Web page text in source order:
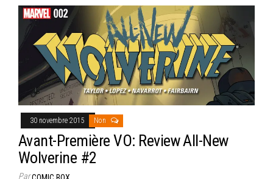
30 novembre 2015 Non
Avant-Première VO: Review All-New
Wolverine #2
Par